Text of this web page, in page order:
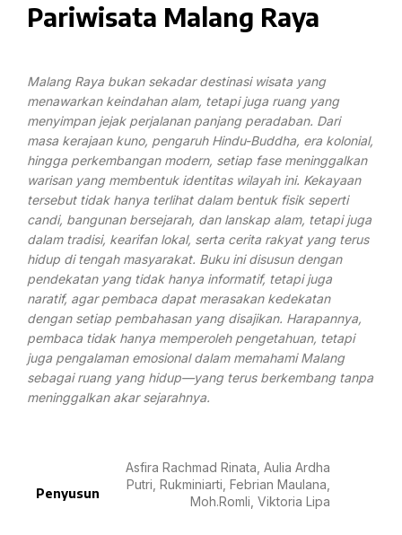
Pariwisata Malang Raya
Malang Raya bukan sekadar destinasi wisata yang
menawarkan keindahan alam, tetapi juga ruang yang
menyimpan jejak perjalanan panjang peradaban. Dari
masa kerajaan kuno, pengaruh Hindu-Buddha, era kolonial,
hingga perkembangan modern, setiap fase meninggalkan
warisan yang membentuk identitas wilayah ini. Kekayaan
tersebut tidak hanya terlihat dalam bentuk fisik seperti
candi, bangunan bersejarah, dan lanskap alam, tetapi juga
dalam tradisi, kearifan lokal, serta cerita rakyat yang terus
hidup di tengah masyarakat. Buku ini disusun dengan
pendekatan yang tidak hanya informatif, tetapi juga
naratif, agar pembaca dapat merasakan kedekatan
dengan setiap pembahasan yang disajikan. Harapannya,
pembaca tidak hanya memperoleh pengetahuan, tetapi
juga pengalaman emosional dalam memahami Malang
sebagai ruang yang hidup—yang terus berkembang tanpa
meninggalkan akar sejarahnya.
Penyusun
Asfira Rachmad Rinata, Aulia Ardha
Putri, Rukminiarti, Febrian Maulana,
Moh.Romli, Viktoria Lipa